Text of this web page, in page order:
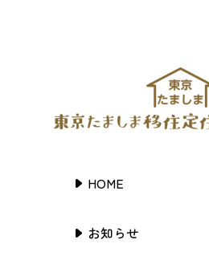
HOME
お知らせ